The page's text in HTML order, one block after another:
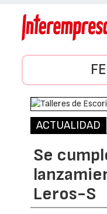
ACTUALIDAD
Se
Leros-S